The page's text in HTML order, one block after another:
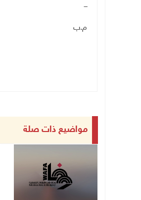
ـــ
م.ب
مواضيع ذات صلة